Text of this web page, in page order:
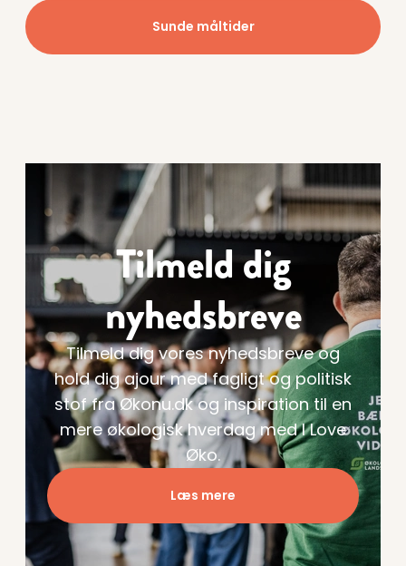
Sunde måltider
Tilmeld dig
nyhedsbreve
Tilmeld dig vores nyhedsbreve og
hold dig ajour med fagligt og politisk
stof fra Økonu.dk og inspiration til en
mere økologisk hverdag med I Love
Øko.
Læs mere